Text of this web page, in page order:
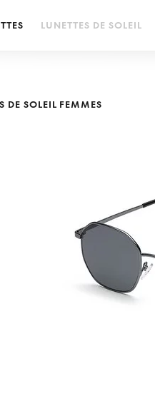
LUNETTES DE SOLEIL
DE SOLEIL FEMMES